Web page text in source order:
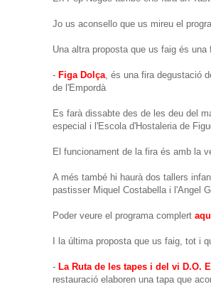
Jo us aconsello que us mireu el
Una altra proposta que us faig és
- Figa Dolça , és una fira degustació
de l'Empordà
Es farà dissabte des de les deu del
especial i l'Escola d'Hostaleria de
El funcionament de la fira és amb la
A més també hi haurà dos tallers
pastisser Miquel Costabella i l'Angel
Poder veure el programa complert
I la última proposta que us faig, tot i
- La Ruta de les tapes i del vi D.O.
restauració elaboren una tapa que